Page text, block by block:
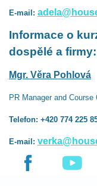
E-mail:
Informace o
dospělé a firmy:
Mgr. Věra Pohlová
PR Manager and Course
Telefon: +420 774 225
E-mail: